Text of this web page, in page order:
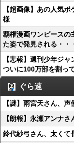
【超画像】あの人気
様
覇権漫画ワンピースの
た姿で発見される・・
【悲報】週刊少年ジ
ついに100万部を割っ
ぐら速
【謎】雨宮天さん、
【朗報】永瀬アンナ
鈴代紗弓さん、太くて